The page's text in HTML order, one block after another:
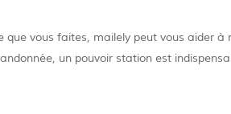
que vous faites, mailely peut vous aider
un pouvoir station est